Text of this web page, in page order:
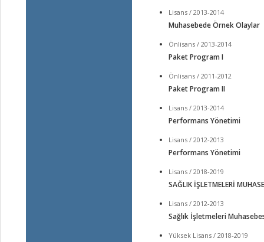
Lisans / 2013-2014
Muhasebede Örnek Olaylar
Önlisans / 2013-2014
Paket Program I
Önlisans / 2011-2012
Paket Program II
Lisans / 2013-2014
Performans Yönetimi
Lisans / 2012-2013
Performans Yönetimi
Lisans / 2018-2019
SAĞLIK İŞLETMELERİ
Lisans / 2012-2013
Sağlık İşletmeleri
Yüksek Lisans / 2018-2019